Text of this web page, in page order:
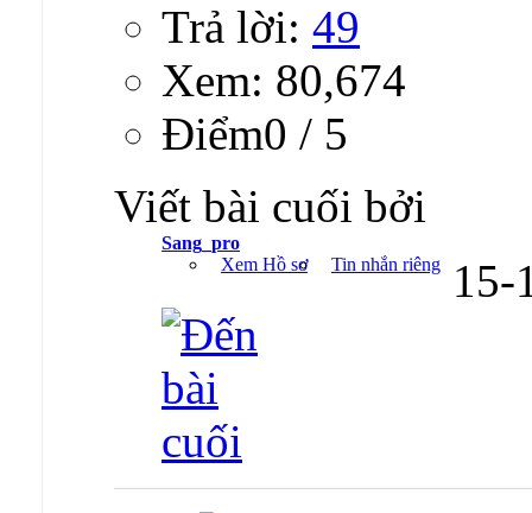
Trả lời: 49
Xem: 80,674
Ðiểm0 / 5
Viết bài cuối bởi
Sang_pro
Xem Hồ sơ
Tin nhắn riêng 15-